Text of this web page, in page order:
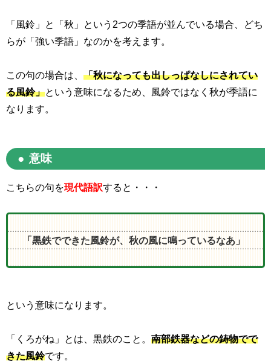
「風鈴」と「秋」という 2つの季語が並んでいる場合、どち
らが「強い季語」なのかを考えます。
この句の場合は、 「秋になっても出しっぱなしにされてい
る風鈴」という意味になるため、風鈴ではなく秋が季語に
なります。
意味
こちらの句を現代語訳すると・・・
「黒鉄でできた風鈴が、秋の風に鳴っているなあ」
という意味になります。
「くろがね」とは、黒鉄のこと。 南部鉄器などの鋳物でで
きた風鈴です。